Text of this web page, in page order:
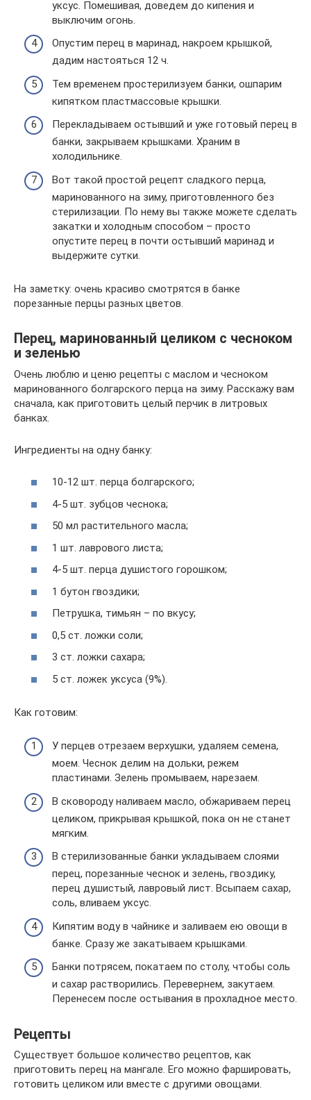
уксус. Помешивая, доведем до кипения и
выключим огонь.
Опустим перец в маринад, накроем крышкой,
дадим настояться 12 ч.
Тем временем простерилизуем банки, ошпарим
кипятком пластмассовые крышки.
Перекладываем остывший и уже готовый перец в
банки, закрываем крышками. Храним в
холодильнике.
Вот такой простой рецепт сладкого перца,
маринованного на зиму, приготовленного без
стерилизации. По нему вы также можете сделать
закатки и холодным способом – просто
опустите перец в почти остывший маринад и
выдержите сутки.
На заметку: очень красиво смотрятся в банке
порезанные перцы разных цветов.
Перец, маринованный целиком с чесноком
и зеленью
Очень люблю и ценю рецепты с маслом и чесноком
маринованного болгарского перца на зиму. Расскажу вам
сначала, как приготовить целый перчик в литровых
банках.
Ингредиенты на одну банку:
10-12 шт. перца болгарского;
4-5 шт. зубцов чеснока;
50 мл растительного масла;
1 шт. лаврового листа;
4-5 шт. перца душистого горошком;
1 бутон гвоздики;
Петрушка, тимьян – по вкусу;
0,5 ст. ложки соли;
3 ст. ложки сахара;
5 ст. ложек уксуса (9%).
Как готовим:
У перцев отрезаем верхушки, удаляем семена,
моем. Чеснок делим на дольки, режем
пластинами. Зелень промываем, нарезаем.
В сковороду наливаем масло, обжариваем перец
целиком, прикрывая крышкой, пока он не станет
мягким.
В стерилизованные банки укладываем слоями
перец, порезанные чеснок и зелень, гвоздику,
перец душистый, лавровый лист. Всыпаем сахар,
соль, вливаем уксус.
Кипятим воду в чайнике и заливаем ею овощи в
банке. Сразу же закатываем крышками.
Банки потрясем, покатаем по столу, чтобы соль
и сахар растворились. Перевернем, закутаем.
Перенесем после остывания в прохладное место.
Рецепты
Существует большое количество рецептов, как
приготовить перец на мангале. Его можно фаршировать,
готовить целиком или вместе с другими овощами.